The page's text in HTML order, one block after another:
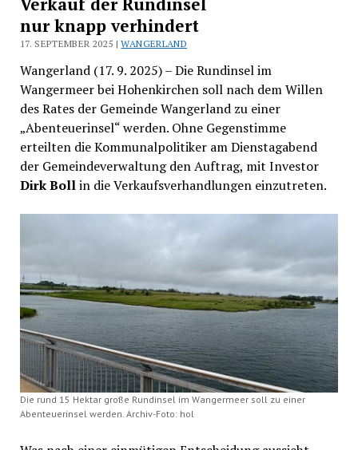
nur knapp verhindert
17. SEPTEMBER 2025 |WANGERLAND
Wangerland (17. 9. 2025) – Die Rundinsel im
Wangermeer bei Hohenkirchen soll nach dem Willen
des Rates der Gemeinde Wangerland zu einer
„Abenteuerinsel“ werden. Ohne Gegenstimme
erteilten die Kommunalpolitiker am Dienstagabend
der Gemeindeverwaltung den Auftrag, mit Investor
Dirk Bollin die Verkaufsverhandlungen einzutreten.
Die rund 15 Hektar große Rundinsel im Wangermeer soll zu einer
Abenteuerinsel werden. Archiv-Foto: hol